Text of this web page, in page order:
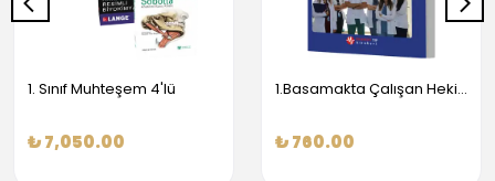
1. Sınıf Muhteşem 4'lü
₺ 7,050.00
1.Basamakta Çalışan Hekimler İçin Temel Obstetrik Ve Jinekoloji Bilgisi
₺ 760.00